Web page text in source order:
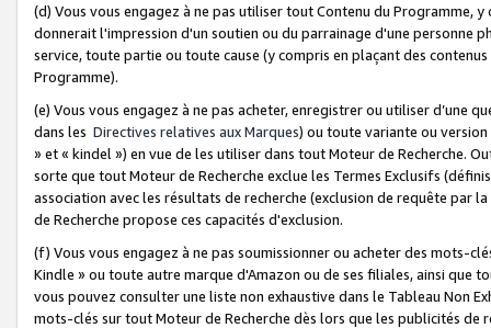
(d) Vous vous engagez à ne pas utiliser tout Contenu du Programme,
donnerait l'impression d'un soutien ou du parrainage d'une personne
service, toute partie ou toute cause (y compris en plaçant des
Programme).
(e) Vous vous engagez à ne pas acheter, enregistrer ou utiliser d’une
dans les Directives relatives aux Marques) ou toute variante ou
» et « kindel ») en vue de les utiliser dans tout Moteur de Recherche.
sorte que tout Moteur de Recherche exclue les Termes Exclusifs
association avec les résultats de recherche (exclusion de requête
de Recherche propose ces capacités d'exclusion.
(f) Vous vous engagez à ne pas soumissionner ou acheter des mots-
Kindle » ou toute autre marque d'Amazon ou de ses filiales, ainsi que
vous pouvez consulter une liste non exhaustive dans le Tableau Non
mots-clés sur tout Moteur de Recherche dès lors que les publicités de